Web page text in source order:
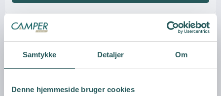
Samtykke Detaljer Om
Denne hjemmeside bruger cookies